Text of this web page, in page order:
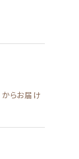
からお届け